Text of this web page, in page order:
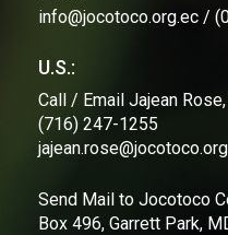
info@jocotoco.org.ec /
U.S.:
Call / Email Jajean
(716) 247-1255
jajean.rose@jocotoco.org
Send Mail to Jocotoco
Box 496, Garrett Park,